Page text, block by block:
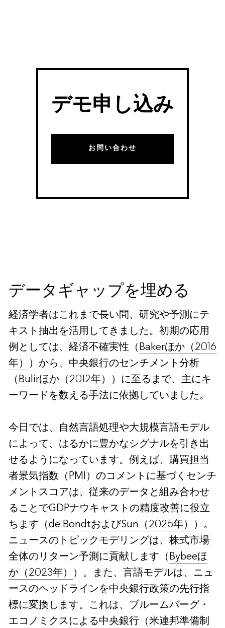
デモ申し込み
お問い合わせ
データギャップを埋める
経済学者はこれまで長い間、研究や予測にテ
キスト抽出を活用してきました。初期の応用
例としては、経済不確実性（Bakerほか（2016
年）
）から、中央銀行のセンチメント分析
（Bulirほか（2012年）
）に至るまで、主にキ
ーワードを数える手法に依拠していました。
今日では、自然言語処理や大規模言語モデル
によって、はるかに豊かなシグナルを引き出
せるようになっています。例えば、購買担当
者景気指数（PMI）のコメントに基づくセンチ
メントスコアは、従来のデータと組み合わせ
ることでGDPナウキャストの精度改善に役立
ちます（de BondtおよびSun（2025年）
）。
ニュースのトピックモデリングは、株式市場
全体のリターン予測に貢献します（Bybeeほ
か（2023年）
）。また、言語モデルは、ニュ
ースのヘッドラインを中央銀行政策の先行指
標に変換します。これは、ブルームバーグ・
エコノミクスによる中央銀行（米連邦準備制